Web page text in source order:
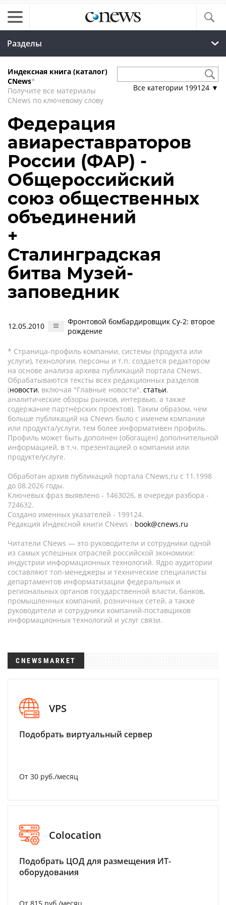
Разделы
Индексная книга (каталог)
CNews*
Получите все материалы
CNews по ключевому слову
Все категории 199124 ▼
Федерация
авиареставраторов
России (ФАР) -
Общероссийский
союз общественных
объединений
+
Сталинградская
битва Музей-
заповедник
12.05.2010
Фронтовой бомбардировщик Су-2: второе
рождение
* Страница-профиль компании, системы (продукта или
услуги), технологии, персоны и т.п. создается редактором
на основе анализа архива публикаций портала CNews.
Обрабатываются тексты всех редакционных разделов
(новости, включая "Главные новости", статьи,
аналитические обзоры рынков, интервью, а также
содержание партнёрских проектов). Таким образом, чем
больше публикаций на CNews было с именем компании
или продукта/услуги, тем более информативен профиль.
Профиль может быть дополнен (обогащен) дополнительной
информацией, в т.ч. презентацией о компании или
продукте/услуге.
Обработан архив публикаций портала CNews.ru c 11.1998
до 08.2026 годы.
Ключевых фраз выявлено - 1463026, в очереди разбора -
724632.
Создано именных указателей - 199124.
Редакция Индексной книги CNews - book@cnews.ru
Читатели CNews — это руководители и сотрудники одной
из самых успешных отраслей российской экономики:
индустрии информационных технологий. Ядро аудитории
составляют топ-менеджеры и технические специалисты
департаментов информатизации федеральных и
региональных органов государственной власти, банков,
промышленных компаний, розничных сетей, а также
руководители и сотрудники компаний-поставщиков
информационных технологий и услуг связи.
CNEWSMARKET
VPS
Подобрать виртуальный сервер
От 30 руб./месяц
Colocation
Подобрать ЦОД для размещения ИТ-
оборудования